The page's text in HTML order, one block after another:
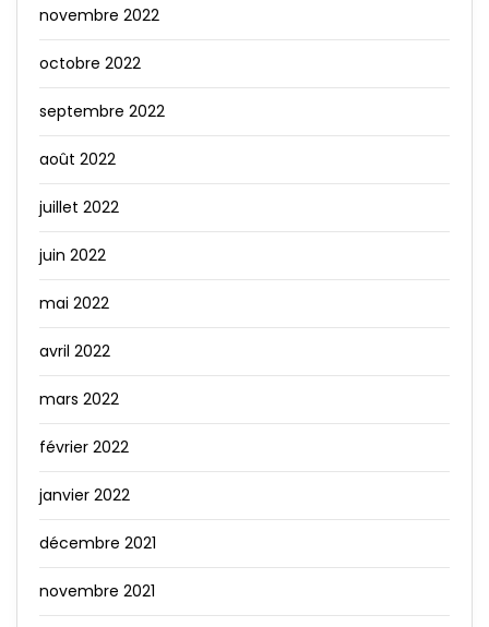
novembre 2022
octobre 2022
septembre 2022
août 2022
juillet 2022
juin 2022
mai 2022
avril 2022
mars 2022
février 2022
janvier 2022
décembre 2021
novembre 2021